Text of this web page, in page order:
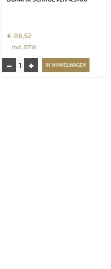
€ 86,52
incl. BTW
-
Durafix
schroeven
+ IN WINKELWAGEN